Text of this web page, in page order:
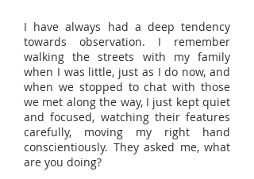
I have always had a deep tendency
towards observation. I remember
walking the streets with my family
when I was little, just as I do now, and
when we stopped to chat with those
we met along the way, I just kept quiet
and focused, watching their features
carefully, moving my right hand
conscientiously. They asked me, what
are you doing?